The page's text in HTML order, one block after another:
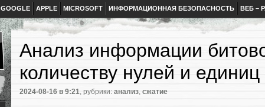
GOOGLE APPLE MICROSOFT ИНФОРМАЦИОННАЯ БЕЗОПАСНОСТЬ ВЕБ –
Анализ информации
количеству нулей и единиц
2024-08-16 в 9:21, рубрики: анализ, сжатие